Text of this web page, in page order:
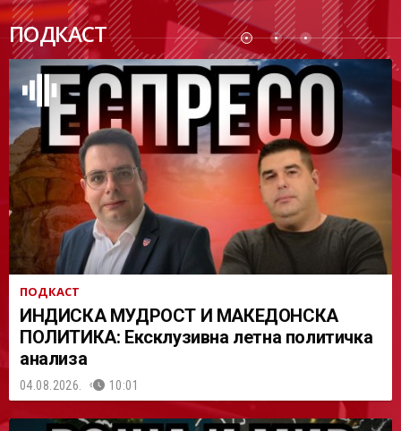
ПОДКАСТ
АСТ
ПОДКАСТ
ИНДИСКА МУДРОСТ И МАКЕДОНСКА
ПОЛИТИКА: Ексклузивна летна политичка
анализа
04.08.2026. 10:01